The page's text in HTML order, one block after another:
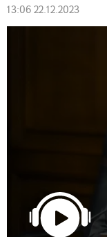
13:06 22.12.2023